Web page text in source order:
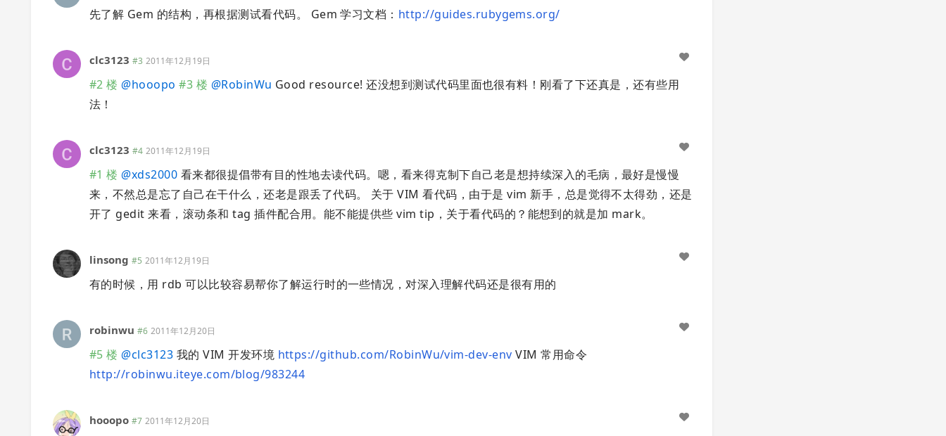
先了解 Gem 的结构，再根据测试看代码。 Gem 学习文档： http://guides.rubygems.org/
clc3123 #3 2011年12月19日
#2 楼 @hooopo #3 楼 @RobinWu Good resource! 还没想到测试代码里面也很有料！刚看了下还真是，还有些用
法！
clc3123 #4 2011年12月19日
#1 楼 @xds2000 看来都很提倡带有目的性地去读代码。嗯，看来得克制下自己老是想持续深入的毛病，最好是慢慢
来，不然总是忘了自己在干什么，还老是跟丢了代码。 关于 VIM 看代码，由于是 vim 新手，总是觉得不太得劲，还是
开了 gedit 来看，滚动条和 tag 插件配合用。能不能提供些 vim tip，关于看代码的？能想到的就是加 mark。
linsong #5 2011年12月19日
有的时候，用 rdb 可以比较容易帮你了解运行时的一些情况，对深入理解代码还是很有用的
robinwu #6 2011年12月20日
#5 楼 @clc3123 我的 VIM 开发环境 https://github.com/RobinWu/vim-dev-env VIM 常用命令
http://robinwu.iteye.com/blog/983244
hooopo #7 2011年12月20日